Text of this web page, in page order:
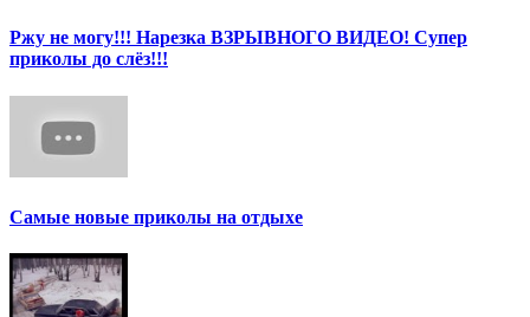
Ржу не могу!!! Нарезка ВЗРЫВНОГО ВИДЕО! Супер
приколы до слёз!!!
Самые новые приколы на отдыхе